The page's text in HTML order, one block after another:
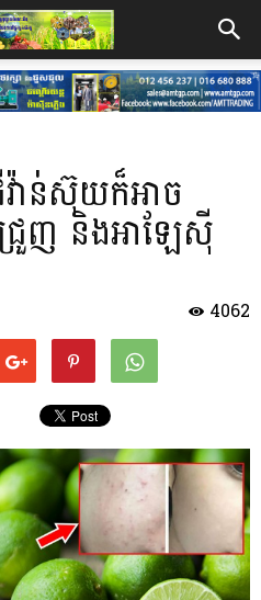
ាន់ស៊ុយក៏អាច
ជ្រួញ និងអាឡែស៊ី
4062